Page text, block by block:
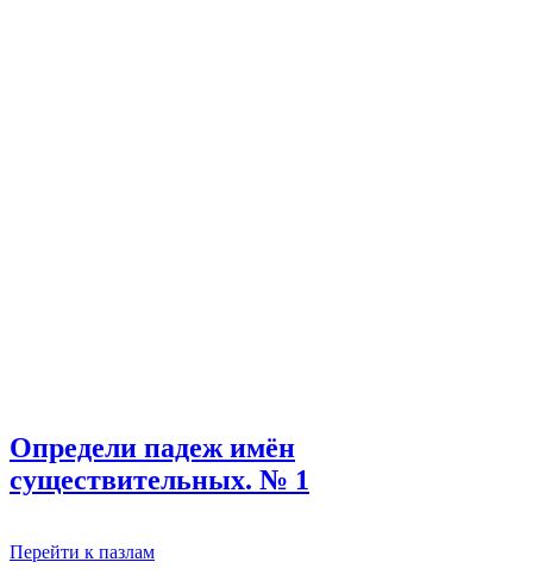
Определи падеж имён
существительных. № 1
Перейти к пазлам